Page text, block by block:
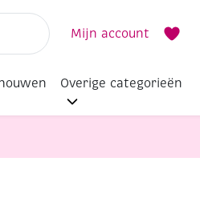
Mijn account
Overige categorieën